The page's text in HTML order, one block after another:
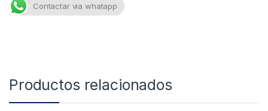
Contactar via whatapp
Productos relacionados